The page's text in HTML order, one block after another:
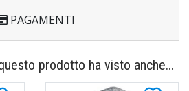
PAGAMENTI
prodotto ha visto anche...